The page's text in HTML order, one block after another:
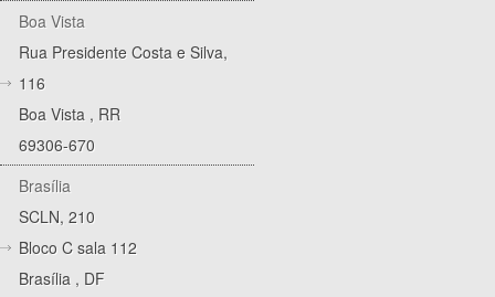
Boa Vista
Rua Presidente Costa e Silva,
116
Boa Vista , RR
69306-670
Brasília
SCLN, 210
Bloco C sala 112
Brasília , DF